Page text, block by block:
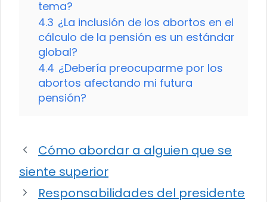
tema?
4.3 ¿La inclusión de los abortos en el
cálculo de la pensión es un estándar
global?
4.4 ¿Debería preocuparme por los
abortos afectando mi futura
pensión?
Cómo abordar a alguien que se
siente superior
Responsabilidades del presidente